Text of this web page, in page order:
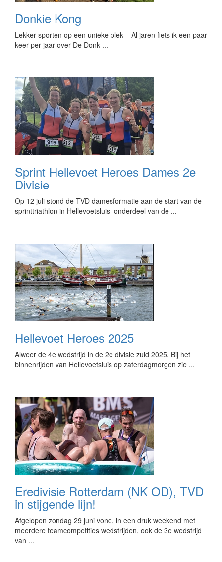
Donkie Kong
Lekker sporten op een unieke plek Al jaren fiets ik een paar
keer per jaar over De Donk ...
Sprint Hellevoet Heroes Dames 2e
Divisie
Op 12 juli stond de TVD damesformatie aan de start van de
sprinttriathlon in Hellevoetsluis, onderdeel van de ...
Hellevoet Heroes 2025
Alweer de 4e wedstrijd in de 2e divisie zuid 2025. Bij het
binnenrijden van Hellevoetsluis op zaterdagmorgen zie ...
Eredivisie Rotterdam (NK OD), TVD
in stijgende lijn!
Afgelopen zondag 29 juni vond, in een druk weekend met
meerdere teamcompetities wedstrijden, ook de 3e wedstrijd
van ...